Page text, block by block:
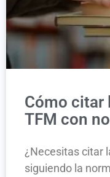
Cómo citar
TFM con
¿Necesitas citar
siguiendo la